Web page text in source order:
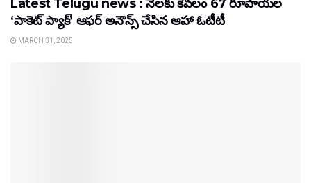
Latest Telugu news : నెలకు కేవలం 67 రూపాయల
‘పాకెట్ ప్యాక్’ ఆఫర్ అనౌన్స్ చేసిన ఆహా ఓటీటీ
MARCH 31, 2025